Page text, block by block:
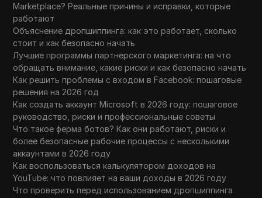
Marketplace? Реальные причины и исправки, которые
работают
Объяснение дропшиппинга: как это работает, сколько
стоит и как безопасно начать
Лучшие программы партнерского маркетинга: на что
обращать внимание, какие риски и как безопасно начать
Как решить проблемы с входом в Facebook: пошаговые
решения на 2026 год
Как создать аккаунт Microsoft в 2026 году: пошаговое
руководство, риски и профессиональные советы
Что такое ферма ботов? Как они работают, риски и
более безопасные рабочие процессы с несколькими
аккаунтами в 2026 году
Как воспользоваться калькулятором доходов на
YouTube: что повлияет на ваши доходы в 2026 году
Что проверить перед использованием дропшиппинга